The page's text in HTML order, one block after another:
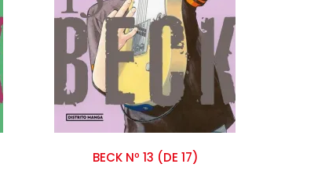
BECK Nº 13 (DE 17)